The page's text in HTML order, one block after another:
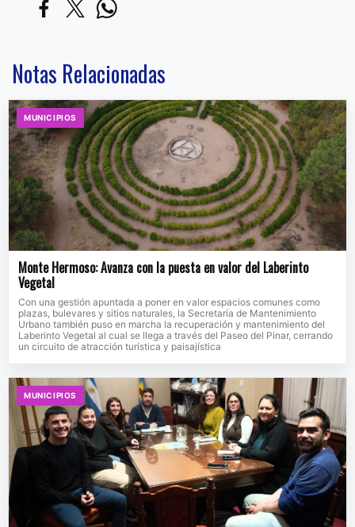
Notas Relacionadas
MUNICIPIOS
Monte Hermoso: Avanza con la puesta en valor del Laberinto
Vegetal
Con una gestión apuntada a poner en valor espacios comunes como
plazas, bulevares y sitios naturales, la Secretaría de Mantenimiento
Urbano también puso en marcha la recuperación y mantenimiento del
Laberinto Vegetal al cual se llega a través del Paseo del Pinar, cerrando
un circuito de atracción turística y paisajística
MUNICIPIOS